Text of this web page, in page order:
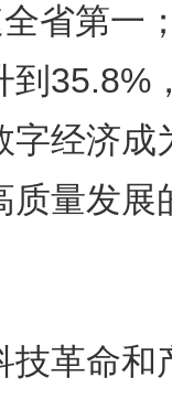
省第一
到35.8%
字经济成
质量发展
革命和